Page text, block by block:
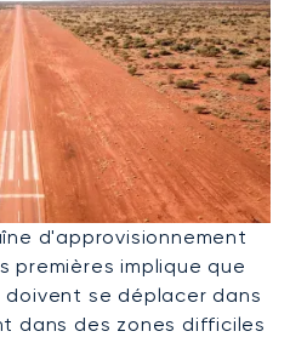
d'approvisionnement
premières implique que
se déplacer dans
dans des zones difficiles